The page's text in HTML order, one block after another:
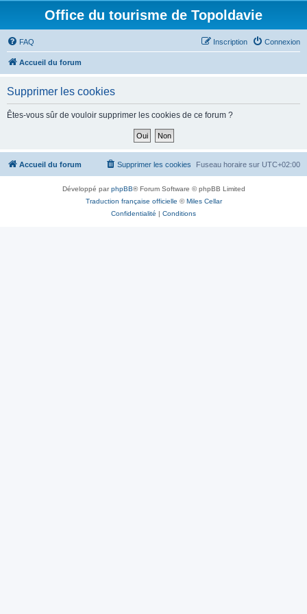
Office du tourisme de Topoldavie
FAQ Connexion
Inscription
Accueil du forum
Supprimer les cookies
Êtes-vous sûr de vouloir supprimer les cookies de ce forum ?
Accueil du forum Fuseau horaire sur UTC+02:00
Supprimer les cookies
Développé parphpBB® Forum Software © phpBB Limited
Traduction française officielle ©Miles Cellar
Confidentialité | Conditions